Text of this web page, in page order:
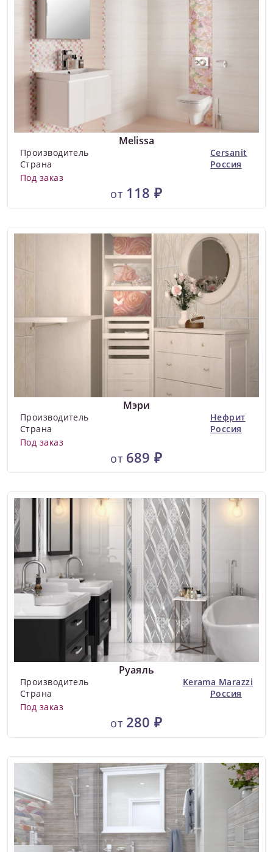
Melissa
Производитель
Cersanit
Страна
Россия
Под заказ
от 118 ₽
Мэри
Производитель
Нефрит
Страна
Россия
Под заказ
от 689 ₽
Руаяль
Производитель
Kerama Marazzi
Страна
Россия
Под заказ
от 280 ₽